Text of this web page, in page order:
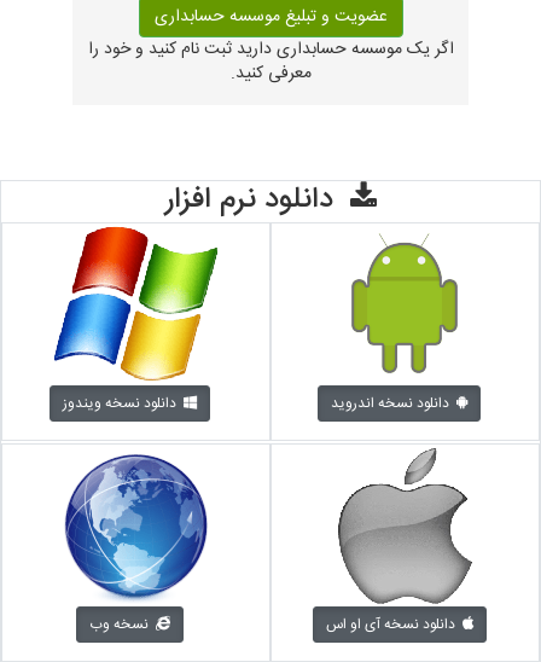
عضویت و تبلیغ موسسه حسابداری
اگر یک موسسه حسابداری دارید ثبت نام کنید و خود را
معرفی کنید.
دانلود نرم افزار
دانلود نسخه اندروید دانلود نسخه ویندوز
دانلود نسخه آی او اس نسخه وب